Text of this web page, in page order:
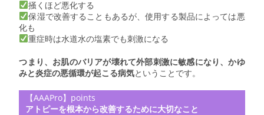
掻くほど悪化する
保湿で改善することもあるが、使用する製品によっては悪
化も
重症時は水道水の塩素でも刺激になる
つまり、お肌のバリアが壊れて外部刺激に敏感になり、かゆ
みと炎症の悪循環が起こる病気ということです。
【AAAPro】points
アトピーを根本から改善するために大切なこと